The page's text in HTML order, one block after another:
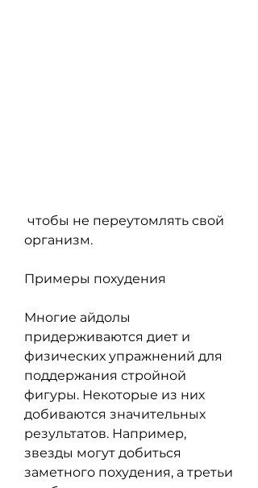
организм.
Примеры похудения
Многие айдолы
придерживаются диет и
физических упражнений для
поддержания стройной
фигуры. Некоторые из них
добиваются значительных
результатов. Например,
звезды могут добиться
заметного похудения, а третьи